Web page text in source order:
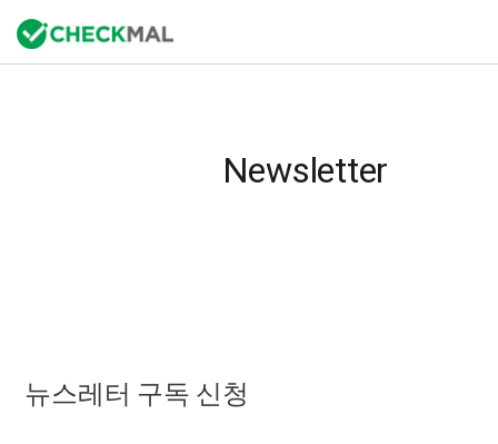
Newsletter
뉴스레터 구독 신청